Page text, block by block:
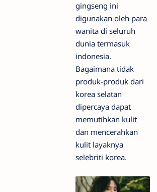
gingseng ini
digunakan oleh para
wanita di seluruh
dunia termasuk
indonesia.
Bagaimana tidak
produk-produk dari
korea selatan
dipercaya dapat
memutihkan kulit
dan mencerahkan
kulit layaknya
selebriti korea.